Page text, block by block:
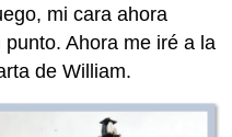
mi cara ahora
punto. Ahora me iré a la
de William.